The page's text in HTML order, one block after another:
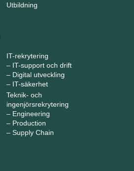
Utbildning
IT-rekrytering
– IT-support och drift
– Digital utveckling
– IT-säkerhet
Teknik- och
ingenjörsrekrytering
– Engineering
– Production
– Supply Chain